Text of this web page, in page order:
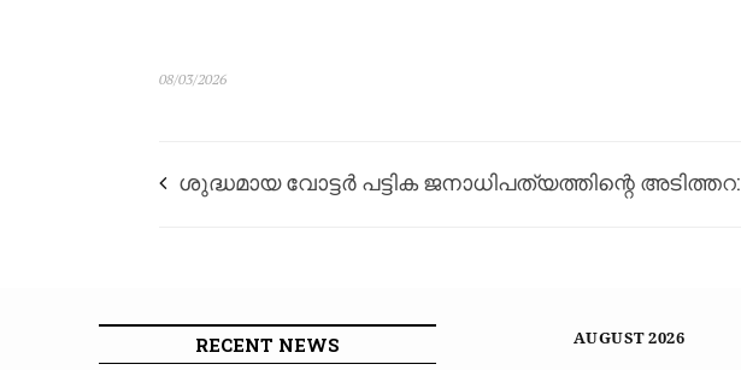
08/03/2026
ശുദ്ധമായ വോട്ടർ പട്ടിക ജനാധിപത്യത്തിന്റെ അടിത്തറ:
RECENT NEWS AUGUST 2026